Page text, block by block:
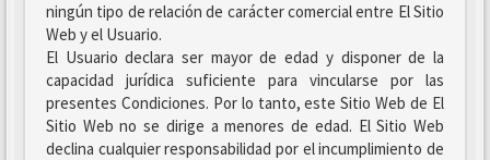
ningún tipo de relación de carácter comercial entre El Sitio
Web y el Usuario.
El Usuario declara ser mayor de edad y disponer de la
capacidad jurídica suficiente para vincularse por las
presentes Condiciones. Por lo tanto, este Sitio Web de El
Sitio Web no se dirige a menores de edad. El Sitio Web
declina cualquier responsabilidad por el incumplimiento de